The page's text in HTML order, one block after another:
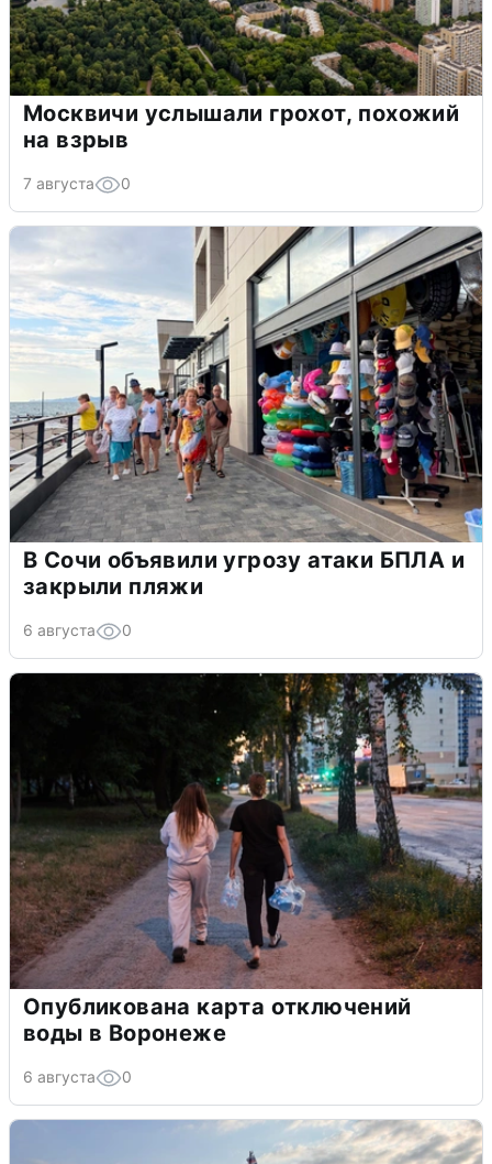
Москвичи услышали грохот, похожий
на взрыв
7 августа 0
В Сочи объявили угрозу атаки БПЛА и
закрыли пляжи
6 августа 0
Опубликована карта отключений
воды в Воронеже
6 августа 0